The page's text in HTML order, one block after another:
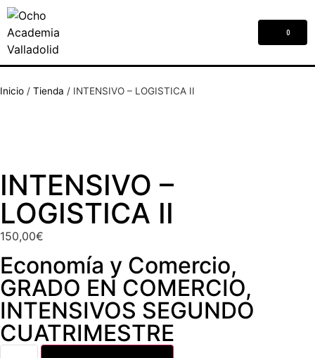
0
Inicio / Tienda / INTENSIVO – LOGISTICA II
INTENSIVO –
LOGISTICA II
150,00€
Economía y Comercio,
GRADO EN COMERCIO,
INTENSIVOS SEGUNDO
CUATRIMESTRE